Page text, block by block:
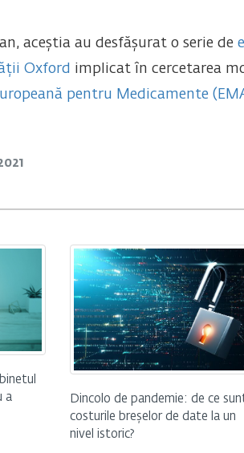
aceștia au desfășurat o serie de
Oxford implicat în cercetarea
pentru Medicamente
a
Dincolo de pandemie: de ce
costurile breșelor de date la un
nivel istoric?